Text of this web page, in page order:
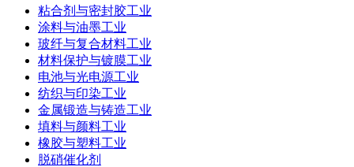
粘合剂与密封胶工业
涂料与油墨工业
玻纤与复合材料工业
材料保护与镀膜工业
电池与光电源工业
纺织与印染工业
金属锻造与铸造工业
填料与颜料工业
橡胶与塑料工业
脱硝催化剂